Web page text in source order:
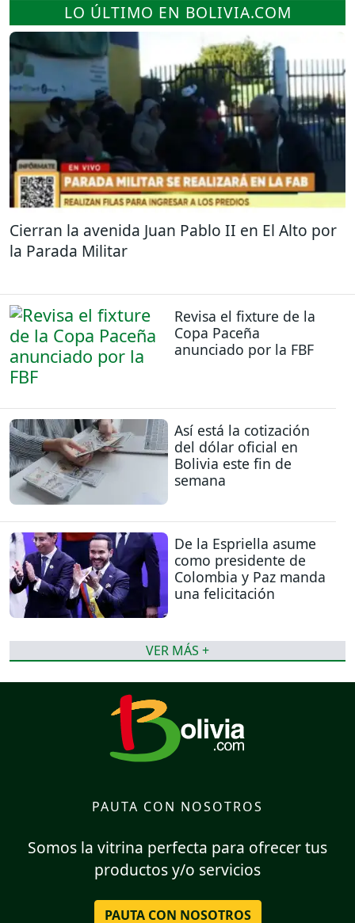
LO ÚLTIMO EN BOLIVIA.COM
Cierran la avenida Juan Pablo II en El Alto por
la Parada Militar
Revisa el fixture de la
Copa Paceña
anunciado por la FBF
Así está la cotización
del dólar oficial en
Bolivia este fin de
semana
De la Espriella asume
como presidente de
Colombia y Paz manda
una felicitación
VER MÁS +
PAUTA CON NOSOTROS
Somos la vitrina perfecta para ofrecer tus
productos y/o servicios
PAUTA CON NOSOTROS